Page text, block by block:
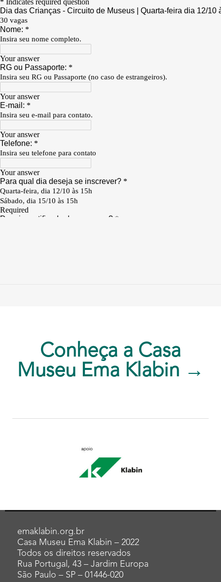
Conheça a Casa
Museu Ema Klabin →
emaklabin.org.br
Casa Museu Ema Klabin – 2022
Todos os direitos reservados
Rua Portugal, 43 – Jardim Europa
São Paulo – SP – 01446-020